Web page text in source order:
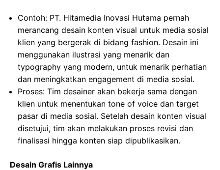
Contoh: PT. Hitamedia Inovasi Hutama pernah
merancang desain konten visual untuk media sosial
klien yang bergerak di bidang fashion. Desain ini
menggunakan ilustrasi yang menarik dan
typography yang modern, untuk menarik perhatian
dan meningkatkan engagement di media sosial.
Proses: Tim desainer akan bekerja sama dengan
klien untuk menentukan tone of voice dan target
pasar di media sosial. Setelah desain konten visual
disetujui, tim akan melakukan proses revisi dan
finalisasi hingga konten siap dipublikasikan.
Desain Grafis Lainnya